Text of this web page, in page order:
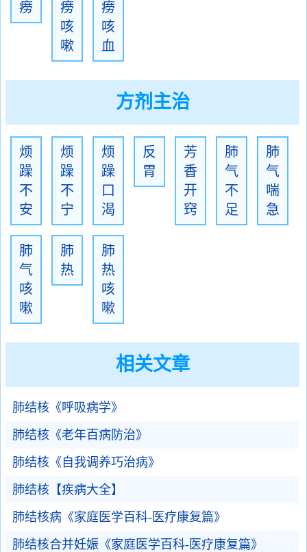
痨
痨
咳
嗽
痨
咳
血
方剂主治
烦
躁
不
安
烦
躁
不
宁
烦
躁
口
渴
反
胃
芳
香
开
窍
肺
气
不
足
肺
气
喘
急
肺
气
咳
嗽
肺
热
肺
热
咳
嗽
相关文章
肺结核《呼吸病学》
肺结核《老年百病防治》
肺结核《自我调养巧治病》
肺结核【疾病大全】
肺结核病《家庭医学百科-医疗康复篇》
肺结核合并妊娠《家庭医学百科-医疗康复篇》